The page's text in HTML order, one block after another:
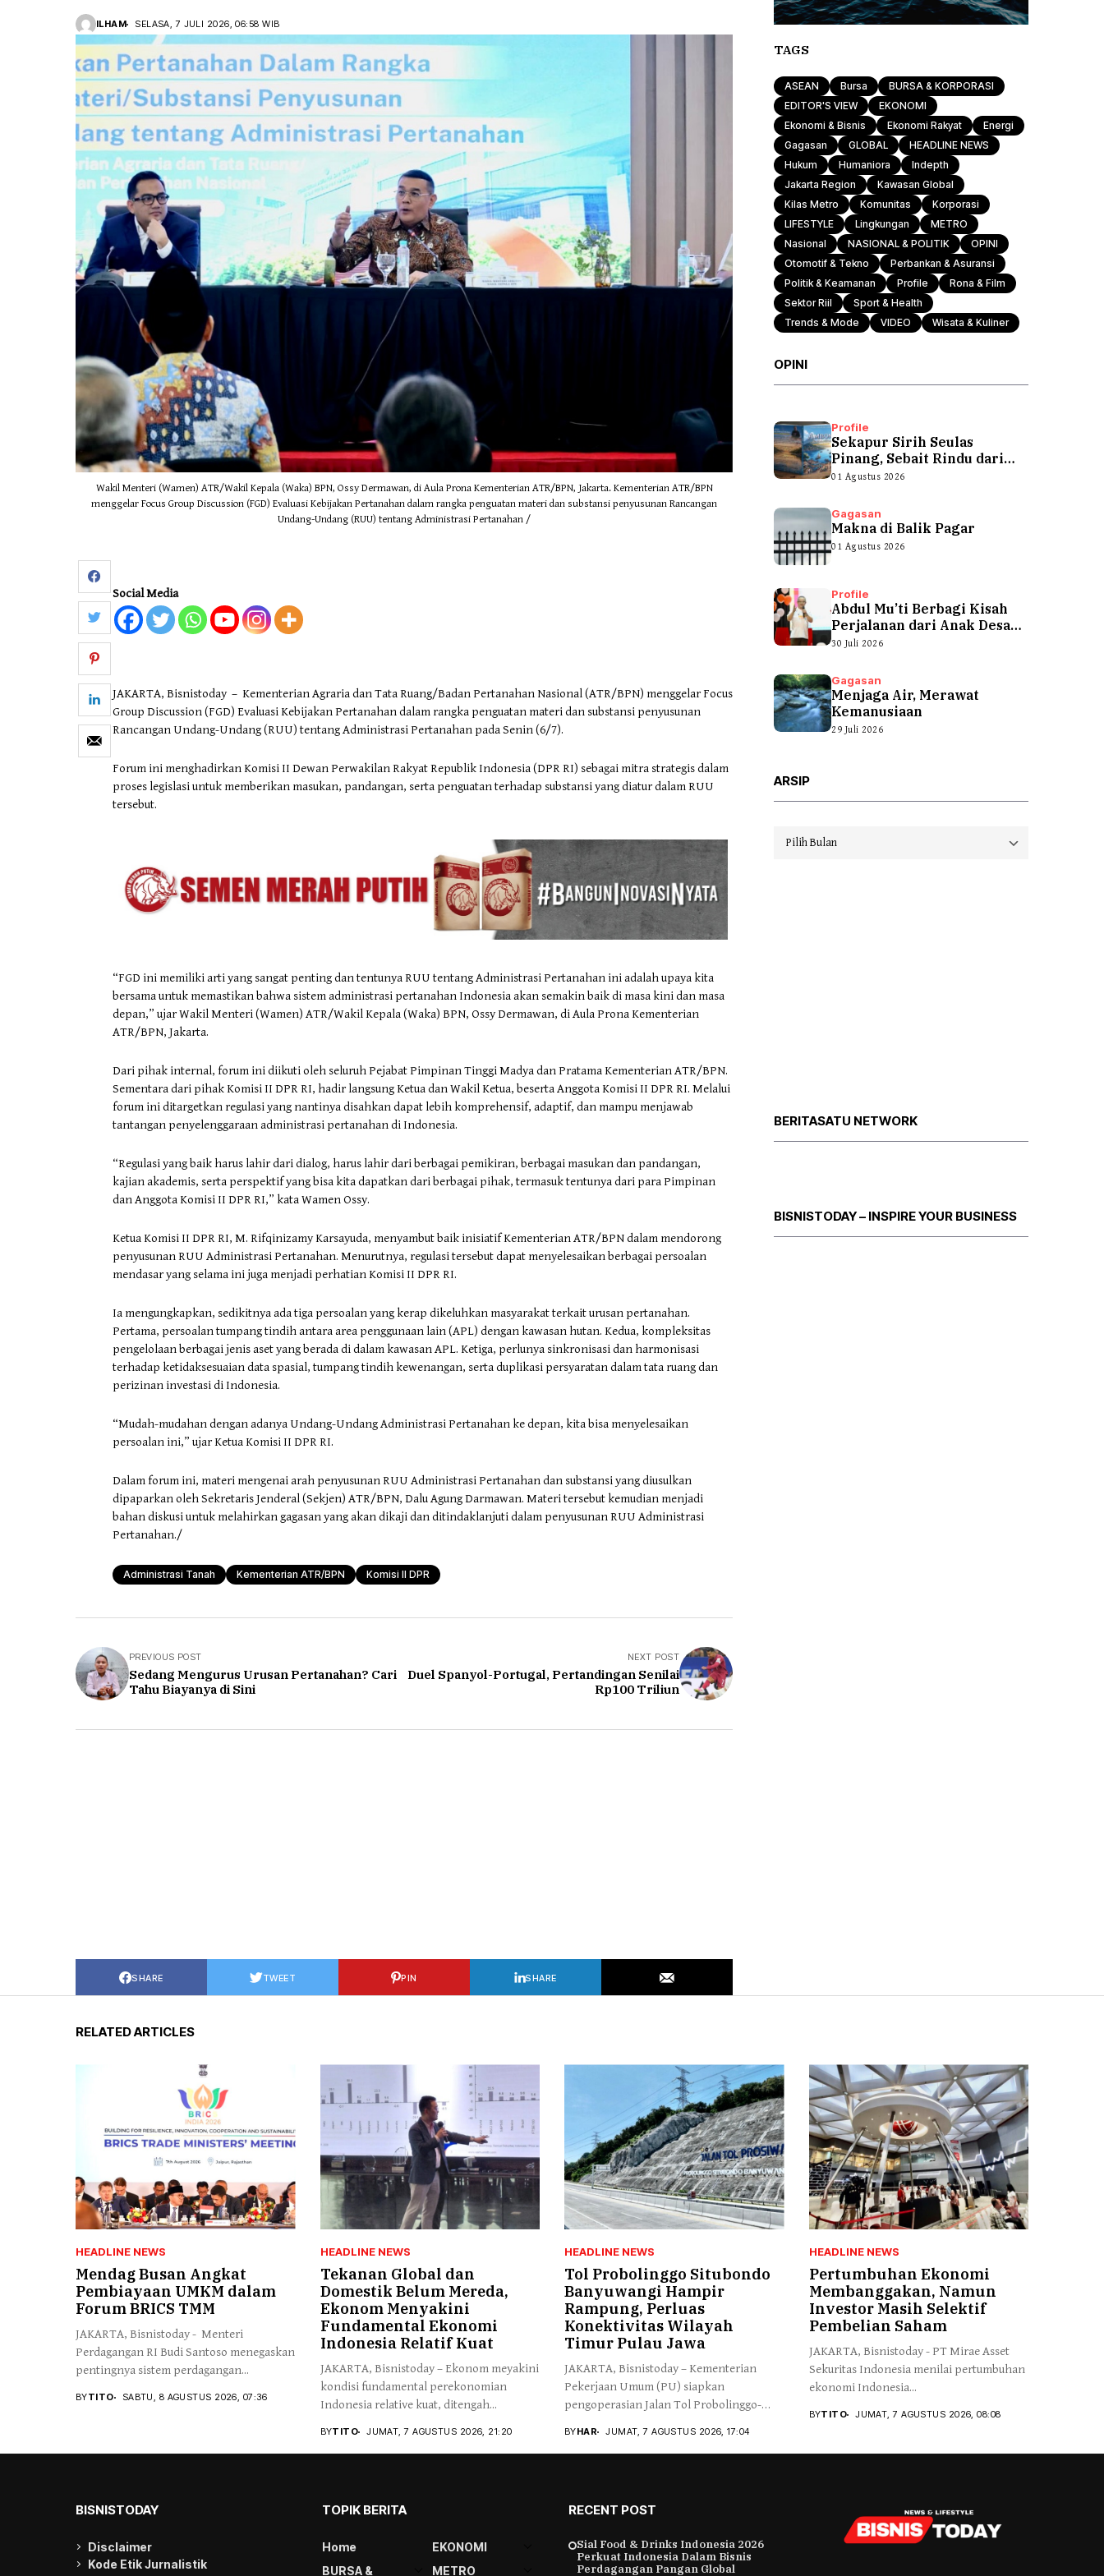
Otomotif & Tekno
ILHAM SELASA, 7 JULI 2026, 06:58 WIB
Wakil Menteri (Wamen) ATR/Wakil Kepala (Waka) BPN, Ossy Dermawan, di Aula Prona Kementerian ATR/BPN, Jakarta. Kementerian ATR/BPN
menggelar Focus Group Discussion (FGD) Evaluasi Kebijakan Pertanahan dalam rangka penguatan materi dan substansi penyusunan Rancangan
Undang-Undang (RUU) tentang Administrasi Pertanahan /
Social Media
JAKARTA, Bisnistoday – Kementerian Agraria dan Tata Ruang/Badan Pertanahan Nasional (ATR/BPN) menggelar Focus
Group Discussion (FGD) Evaluasi Kebijakan Pertanahan dalam rangka penguatan materi dan substansi penyusunan
Rancangan Undang-Undang (RUU) tentang Administrasi Pertanahan pada Senin (6/7).
Forum ini menghadirkan Komisi II Dewan Perwakilan Rakyat Republik Indonesia (DPR RI) sebagai mitra strategis dalam
proses legislasi untuk memberikan masukan, pandangan, serta penguatan terhadap substansi yang diatur dalam RUU
tersebut.
“FGD ini memiliki arti yang sangat penting dan tentunya RUU tentang Administrasi Pertanahan ini adalah upaya kita
bersama untuk memastikan bahwa sistem administrasi pertanahan Indonesia akan semakin baik di masa kini dan masa
depan,” ujar Wakil Menteri (Wamen) ATR/Wakil Kepala (Waka) BPN, Ossy Dermawan, di Aula Prona Kementerian
ATR/BPN, Jakarta.
Dari pihak internal, forum ini diikuti oleh seluruh Pejabat Pimpinan Tinggi Madya dan Pratama Kementerian ATR/BPN.
Sementara dari pihak Komisi II DPR RI, hadir langsung Ketua dan Wakil Ketua, beserta Anggota Komisi II DPR RI. Melalui
forum ini ditargetkan regulasi yang nantinya disahkan dapat lebih komprehensif, adaptif, dan mampu menjawab
tantangan penyelenggaraan administrasi pertanahan di Indonesia.
“Regulasi yang baik harus lahir dari dialog, harus lahir dari berbagai pemikiran, berbagai masukan dan pandangan,
kajian akademis, serta perspektif yang bisa kita dapatkan dari berbagai pihak, termasuk tentunya dari para Pimpinan
dan Anggota Komisi II DPR RI,” kata Wamen Ossy.
Ketua Komisi II DPR RI, M. Rifqinizamy Karsayuda, menyambut baik inisiatif Kementerian ATR/BPN dalam mendorong
penyusunan RUU Administrasi Pertanahan. Menurutnya, regulasi tersebut dapat menyelesaikan berbagai persoalan
mendasar yang selama ini juga menjadi perhatian Komisi II DPR RI.
Ia mengungkapkan, sedikitnya ada tiga persoalan yang kerap dikeluhkan masyarakat terkait urusan pertanahan.
Pertama, persoalan tumpang tindih antara area penggunaan lain (APL) dengan kawasan hutan. Kedua, kompleksitas
pengelolaan berbagai jenis aset yang berada di dalam kawasan APL. Ketiga, perlunya sinkronisasi dan harmonisasi
terhadap ketidaksesuaian data spasial, tumpang tindih kewenangan, serta duplikasi persyaratan dalam tata ruang dan
perizinan investasi di Indonesia.
“Mudah-mudahan dengan adanya Undang-Undang Administrasi Pertanahan ke depan, kita bisa menyelesaikan
persoalan ini,” ujar Ketua Komisi II DPR RI.
Dalam forum ini, materi mengenai arah penyusunan RUU Administrasi Pertanahan dan substansi yang diusulkan
dipaparkan oleh Sekretaris Jenderal (Sekjen) ATR/BPN, Dalu Agung Darmawan. Materi tersebut kemudian menjadi
bahan diskusi untuk melahirkan gagasan yang akan dikaji dan ditindaklanjuti dalam penyusunan RUU Administrasi
Pertanahan./
Administrasi Tanah Kementerian ATR/BPN Komisi II DPR
PREVIOUS POST
Sedang Mengurus Urusan Pertanahan? Cari
Tahu Biayanya di Sini
NEXT POST
Duel Spanyol-Portugal, Pertandingan Senilai
Rp100 Triliun
SHARE TWEET PIN SHARE
TAGS
ASEAN Bursa
BURSA & KORPORASI
EDITOR'S VIEW
EKONOMI
Ekonomi & Bisnis
Ekonomi Rakyat
Energi
Gagasan
GLOBAL
HEADLINE NEWS
Hukum
Humaniora
Indepth
Jakarta Region
Kawasan Global
Kilas Metro
Komunitas
Korporasi
LIFESTYLE
Lingkungan
METRO
Nasional
NASIONAL & POLITIK
OPINI
Otomotif & Tekno
Perbankan & Asuransi
Politik & Keamanan
Profile
Rona & Film
Sektor Riil
Sport & Health
Trends & Mode
VIDEO Wisata & Kuliner
OPINI
Profile
Sekapur Sirih Seulas
Pinang, Sebait Rindu dari
Tepian Teluk
01 Agustus 2026
Gagasan
Makna di Balik Pagar
01 Agustus 2026
Profile
Abdul Mu’ti Berbagi Kisah
Perjalanan dari Anak Desa
hingga...
30 Juli 2026
Gagasan
Menjaga Air, Merawat
Kemanusiaan
29 Juli 2026
ARSIP
Arsip
BERITASATU NETWORK
BISNISTODAY – INSPIRE YOUR BUSINESS
RELATED ARTICLES
HEADLINE NEWS
Mendag Busan Angkat
Pembiayaan UMKM dalam
Forum BRICS TMM
JAKARTA, Bisnistoday - Menteri
Perdagangan RI Budi Santoso menegaskan
pentingnya sistem perdagangan...
BYTITO SABTU, 8 AGUSTUS 2026, 07:36
HEADLINE NEWS
Tekanan Global dan
Domestik Belum Mereda,
Ekonom Menyakini
Fundamental Ekonomi
Indonesia Relatif Kuat
JAKARTA, Bisnistoday – Ekonom meyakini
kondisi fundamental perekonomian
Indonesia relative kuat, ditengah...
BYTITO JUMAT, 7 AGUSTUS 2026, 21:20
HEADLINE NEWS
Tol Probolinggo Situbondo
Banyuwangi Hampir
Rampung, Perluas
Konektivitas Wilayah
Timur Pulau Jawa
JAKARTA, Bisnistoday – Kementerian
Pekerjaan Umum (PU) siapkan
pengoperasian Jalan Tol Probolinggo-
BYHAR JUMAT, 7 AGUSTUS 2026, 17:04
HEADLINE NEWS
Pertumbuhan Ekonomi
Membanggakan, Namun
Investor Masih Selektif
Pembelian Saham
JAKARTA, Bisnistoday - PT Mirae Asset
Sekuritas Indonesia menilai pertumbuhan
ekonomi Indonesia...
BYTITO JUMAT, 7 AGUSTUS 2026, 08:08
BISNISTODAY
Disclaimer
Kode Etik Jurnalistik
TOPIK BERITA
Home
EKONOMI
BURSA &
METRO
RECENT POST
Sial Food & Drinks Indonesia 2026
Perkuat Indonesia Dalam Bisnis
Perdagangan Pangan Global